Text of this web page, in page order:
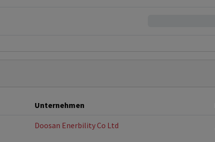
Unternehmen
Doosan Enerbility Co Ltd